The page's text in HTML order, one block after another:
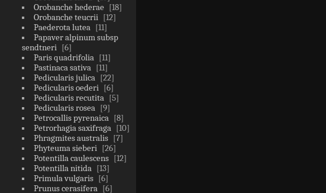
Orobanche hederae
18
Orobanche teucrii
12
Paederota lutea
11
Papaver alpinum subsp
sendtneri
6
Paris quadrifolia
11
Pastinaca sativa
11
Pedicularis julica
22
Pedicularis oederi
6
Pedicularis recutita
5
Pedicularis rosea
9
Petrocallis pyrenaica
8
Petrorhagia saxifraga
10
Phragmites australis
7
Phyteuma sieberi
26
Potentilla caulescens
12
Potentilla nitida
13
Primula vulgaris
6
Prunus cerasifera
6